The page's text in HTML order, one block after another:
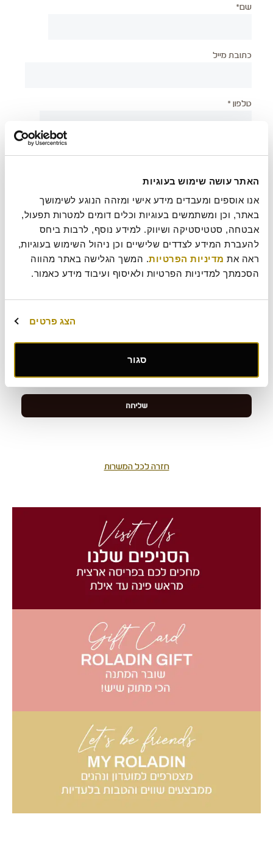
האתר עושה שימוש בעוגיות
ראה את מדיניות הפרטיות
הסכמתך למדיניות הפרטיות ולאיסוף ועיבוד מידע כאמור.
הצג פרטים
סגור
שם*
כתובת מייל
טלפון *
צירוף קובץ
בעת שליחת טופס זה אני מאשר/ת כי קראתי אתמדיניות
הפרטיותשל רולדין
עוד משהו נחמד שכדאי שנדע עלייך?
חזרה לכל המשרות